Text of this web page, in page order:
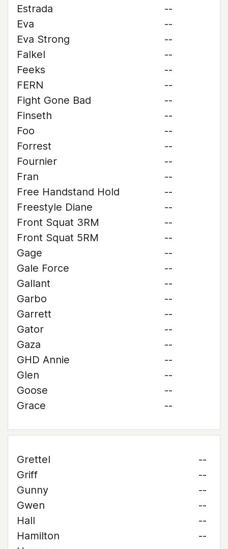
Estrada
--
Eva
--
Eva Strong
--
Falkel
--
Feeks
--
FERN
--
Fight Gone Bad
--
Finseth
--
Foo
--
Forrest
--
Fournier
--
Fran
--
Free Handstand Hold
--
Freestyle Diane
--
Front Squat 3RM
--
Front Squat 5RM
--
Gage
--
Gale Force
--
Gallant
--
Garbo
--
Garrett
--
Gator
--
Gaza
--
GHD Annie
--
Glen
--
Goose
--
Grace
--
Grettel
--
Griff
--
Gunny
--
Gwen
--
Hall
--
Hamilton
--